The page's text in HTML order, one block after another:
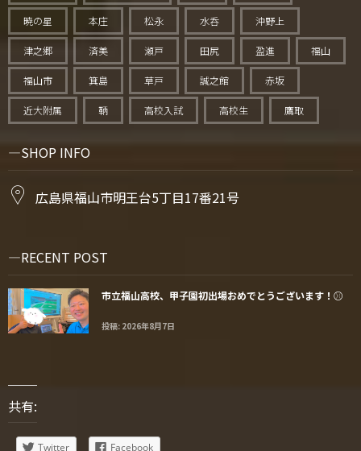
暁の星 本庄 松永 水呑 沖野上
津之郷 済美 瀬戸 田尻 盈進 福山
福山市 箕島 草戸 誠之館 赤坂
近大附属 鞆 高校入試 高校生 鷹取
SHOP INFO
広島県福山市明王台5丁目17番21号
RECENT POST
市立福山高校、甲子園初出場おめでとうございます！⚾️
投稿: 2026年8月7日
共有:
Twitter Facebook